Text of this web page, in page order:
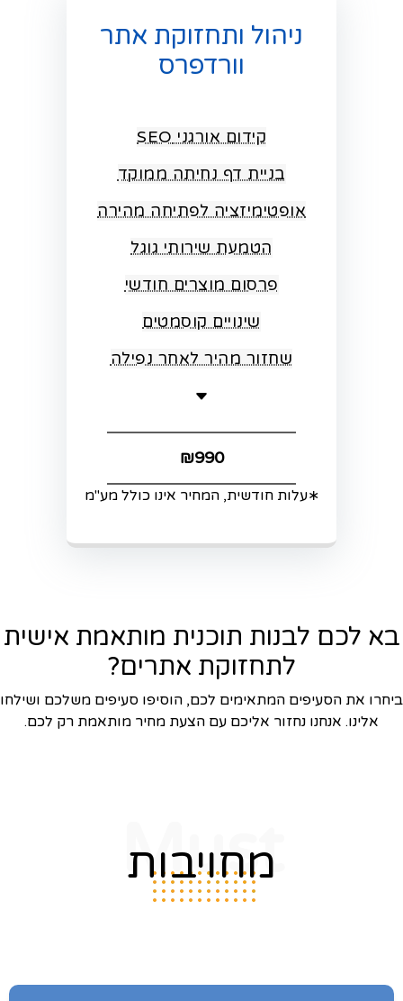
ניהול ותחזוקת אתר
וורדפרס
קידום אורגני SEO
בניית דף נחיתה ממוקד
אופטימיזציה לפתיחה מהירה
הטמעת שירותי גוגל
פרסום מוצרים חודשי
שינויים קוסמטים
שחזור מהיר לאחר נפילה
₪990
∗עלות חודשית, המחיר אינו כולל מע"מ
בא לכם לבנות תוכנית מותאמת אישית
לתחזוקת אתרים?
ביחרו את הסעיפים המתאימים לכם, הוסיפו סעיפים משלכם ושילחו
אלינו. אנחנו נחזור אליכם עם הצעת מחיר מותאמת רק לכם.
Must
מחויבות